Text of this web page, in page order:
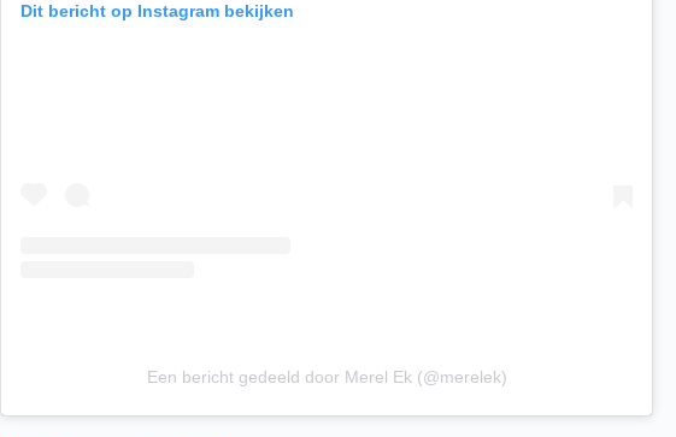
Dit bericht op Instagram bekijken
Een bericht gedeeld door Merel Ek (@merelek)